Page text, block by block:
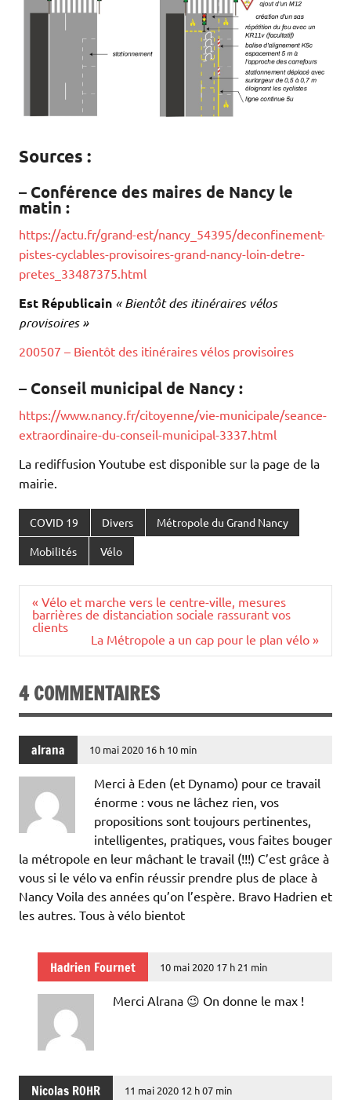
Sources :
– Conférence des maires de Nancy le
matin :
https://actu.fr/grand-est/nancy_54395/deconfinement-
pistes-cyclables-provisoires-grand-nancy-loin-detre-
pretes_33487375.html
Est Républicain « Bientôt des itinéraires vélos
provisoires »
200507 – Bientôt des itinéraires vélos provisoires
– Conseil municipal de Nancy :
https://www.nancy.fr/citoyenne/vie-municipale/seance-
extraordinaire-du-conseil-municipal-3337.html
La rediffusion Youtube est disponible sur la page de la
mairie.
COVID 19 Divers Métropole du Grand Nancy
Mobilités Vélo
Navigation
de
l’article
« Vélo et marche vers le centre-ville, mesures
barrières de distanciation sociale rassurant vos
clients
La Métropole a un cap pour le plan vélo »
4 COMMENTAIRES
alrana 10 mai 2020 16 h 10 min
Merci à Eden (et Dynamo) pour ce travail
énorme : vous ne lâchez rien, vos
propositions sont toujours pertinentes,
intelligentes, pratiques, vous faites bouger
la métropole en leur mâchant le travail (!!!) C’est grâce à
vous si le vélo va enfin réussir prendre plus de place à
Nancy Voila des années qu’on l’espère. Bravo Hadrien et
les autres. Tous à vélo bientot
Hadrien Fournet 10 mai 2020 17 h 21 min
Merci Alrana 😉 On donne le max !
Nicolas ROHR 11 mai 2020 12 h 07 min